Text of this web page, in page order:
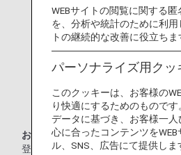
マイルは、ご搭乗の1～2日後
ます。
ご搭乗日当日に、空港にて
ードをされた場合、マイル
ございます。マイルの積算
録に必要な確認書類を必ず
確認書類については、「事
さい。
お乗り継ぎの際にマイルを登録：そ
登録手続きが必要です。
WEBサイトの閲覧に関する
を、分析や統計のために利用
トの継続的な改善に役立ちま
パーソナライズ用クッ
このクッキーは、お客様の
り快適にするためのもので
データに基づき、お客様一
心に合ったコンテンツを
ル、SNS、広告にて提供しま